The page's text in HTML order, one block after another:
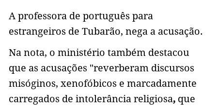
A professora de português para
estrangeiros de Tubarão, nega a acusação.
Na nota, o ministério também destacou
que as acusações "reverberam discursos
misóginos, xenofóbicos e marcadamente
carregados de intolerância religiosa,que